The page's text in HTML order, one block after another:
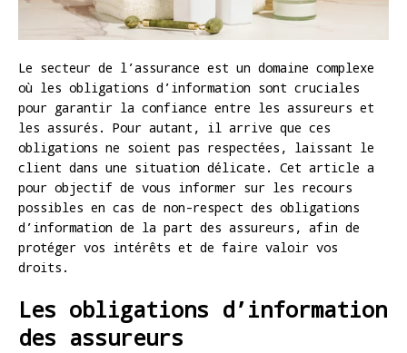
Le secteur de l’assurance est un domaine complexe
où les obligations d’information sont cruciales
pour garantir la confiance entre les assureurs et
les assurés. Pour autant, il arrive que ces
obligations ne soient pas respectées, laissant le
client dans une situation délicate. Cet article a
pour objectif de vous informer sur les recours
possibles en cas de non-respect des obligations
d’information de la part des assureurs, afin de
protéger vos intérêts et de faire valoir vos
droits.
Les obligations d’information
des assureurs